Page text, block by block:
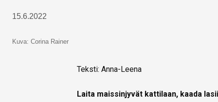
15.6.2022
Kuva: Corina Rainer
Teksti: Anna-Leena
Laita maissinjyvät kattilaan, kaada